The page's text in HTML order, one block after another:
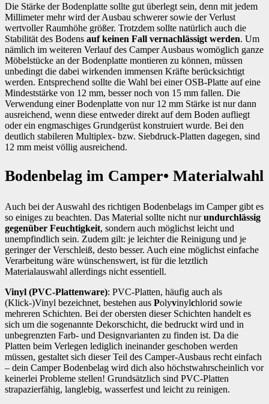
Die Stärke der Bodenplatte sollte gut überlegt sein, denn mit jedem
Millimeter mehr wird der Ausbau schwerer sowie der Verlust
wertvoller Raumhöhe größer. Trotzdem sollte natürlich auch die
Stabilität des Bodens auf keinen Fall vernachlässigt werden. Um
nämlich im weiteren Verlauf des Camper Ausbaus womöglich ganze
Möbelstücke an der Bodenplatte montieren zu können, müssen
unbedingt die dabei wirkenden immensen Kräfte berücksichtigt
werden. Entsprechend sollte die Wahl bei einer OSB-Platte auf eine
Mindeststärke von 12 mm, besser noch von 15 mm fallen. Die
Verwendung einer Bodenplatte von nur 12 mm Stärke ist nur dann
ausreichend, wenn diese entweder direkt auf dem Boden aufliegt
oder ein engmaschiges Grundgerüst konstruiert wurde. Bei den
deutlich stabileren Multiplex- bzw. Siebdruck-Platten dagegen, sind
12 mm meist völlig ausreichend.
Bodenbelag im Camper• Materialwahl
Auch bei der Auswahl des richtigen Bodenbelags im Camper gibt es
so einiges zu beachten. Das Material sollte nicht nurundurchlässig
gegenüber Feuchtigkeit, sondern auch möglichst leicht und
unempfindlich sein. Zudem gilt: je leichter die Reinigung und je
geringer der Verschleiß, desto besser. Auch eine möglichst einfache
Verarbeitung wäre wünschenswert, ist für die letztlich
Materialauswahl allerdings nicht essentiell.
Vinyl (PVC-Plattenware): PVC-Platten, häufig auch als
(Klick-)Vinyl bezeichnet, bestehen aus Polyvinylchlorid sowie
mehreren Schichten. Bei der obersten dieser Schichten handelt es
sich um die sogenannte Dekorschicht, die bedruckt wird und in
unbegrenzten Farb- und Designvarianten zu finden ist. Da die
Platten beim Verlegen lediglich ineinander geschoben werden
müssen, gestaltet sich dieser Teil des Camper-Ausbaus recht einfach
– dein Camper Bodenbelag wird dich also höchstwahrscheinlich vor
keinerlei Probleme stellen! Grundsätzlich sind PVC-Platten
strapazierfähig, langlebig, wasserfest und leicht zu reinigen.